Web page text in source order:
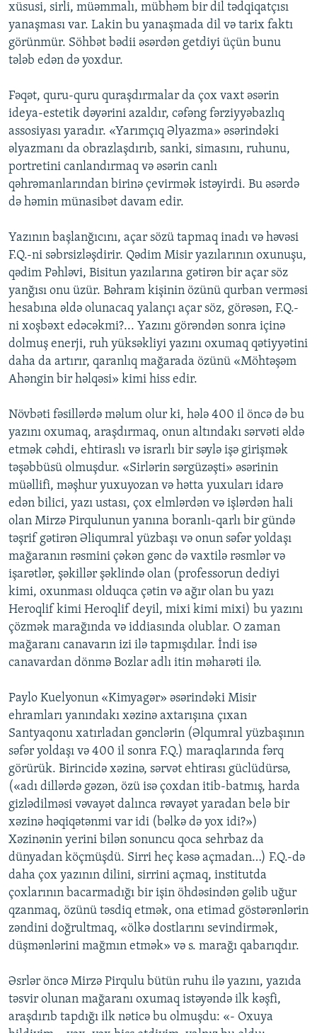
xüsusi, sirli, müəmmalı, mübhəm bir dil tədqiqatçısı
yanaşması var. Lakin bu yanaşmada dil və tarix faktı
görünmür. Söhbət bədii əsərdən getdiyi üçün bunu
tələb edən də yoxdur.
Fəqət, quru-quru quraşdırmalar da çox vaxt əsərin
ideya-estetik dəyərini azaldır, cəfəng fərziyyəbazlıq
assosiyası yaradır. «Yarımçıq Əlyazma» əsərindəki
əlyazmanı da obrazlaşdırıb, sanki, simasını, ruhunu,
portretini canlandırmaq və əsərin canlı
qəhrəmanlarından birinə çevirmək istəyirdi. Bu əsərdə
də həmin münasibət davam edir.
Yazının başlanğıcını, açar sözü tapmaq inadı və həvəsi
F.Q.-ni səbrsizləşdirir. Qədim Misir yazılarının oxunuşu,
qədim Pəhləvi, Bisitun yazılarına gətirən bir açar söz
yanğısı onu üzür. Bəhram kişinin özünü qurban verməsi
hesabına əldə olunacaq yalançı açar söz, görəsən, F.Q.-
ni xoşbəxt edəcəkmi?... Yazını görəndən sonra içinə
dolmuş enerji, ruh yüksəkliyi yazını oxumaq qətiyyətini
daha da artırır, qaranlıq mağarada özünü «Möhtəşəm
Ahəngin bir həlqəsi» kimi hiss edir.
Növbəti fəsillərdə məlum olur ki, hələ 400 il öncə də bu
yazını oxumaq, araşdırmaq, onun altındakı sərvəti əldə
etmək cəhdi, ehtiraslı və israrlı bir səylə işə girişmək
təşəbbüsü olmuşdur. «Sirlərin sərgüzəşti» əsərinin
müəllifi, məşhur yuxuyozan və hətta yuxuları idarə
edən bilici, yazı ustası, çox elmlərdən və işlərdən hali
olan Mirzə Pirqulunun yanına boranlı-qarlı bir gündə
təşrif gətirən Əliqumral yüzbaşı və onun səfər yoldaşı
mağaranın rəsmini çəkən gənc də vaxtilə rəsmlər və
işarətlər, şəkillər şəklində olan (professorun dediyi
kimi, oxunması olduqca çətin və ağır olan bu yazı
Heroqlif kimi Heroqlif deyil, mixi kimi mixi) bu yazını
çözmək marağında və iddiasında olublar. O zaman
mağaranı canavarın izi ilə tapmışdılar. İndi isə
canavardan dönmə Bozlar adlı itin məharəti ilə.
Paylo Kuelyonun «Kimyagər» əsərindəki Misir
ehramları yanındakı xəzinə axtarışına çıxan
Santyaqonu xatırladan gənclərin (Əlqumral yüzbaşının
səfər yoldaşı və 400 il sonra F.Q.) maraqlarında fərq
görürük. Birincidə xəzinə, sərvət ehtirası güclüdürsə,
(«adı dillərdə gəzən, özü isə çoxdan itib-batmış, harda
gizlədilməsi vəvayət dalınca rəvayət yaradan belə bir
xəzinə həqiqətənmi var idi (bəlkə də yox idi?»)
Xəzinənin yerini bilən sonuncu qoca sehrbaz da
dünyadan köçmüşdü. Sirri heç kəsə açmadan…) F.Q.-də
daha çox yazının dilini, sirrini açmaq, institutda
çoxlarının bacarmadığı bir işin öhdəsindən gəlib uğur
qzanmaq, özünü təsdiq etmək, ona etimad göstərənlərin
zəndini doğrultmaq, «ölkə dostlarını sevindirmək,
düşmənlərini mağmın etmək» və s. marağı qabarıqdır.
Əsrlər öncə Mirzə Pirqulu bütün ruhu ilə yazını, yazıda
təsvir olunan mağaranı oxumaq istəyəndə ilk kəşfi,
araşdırıb tapdığı ilk nəticə bu olmuşdu: «- Oxuya